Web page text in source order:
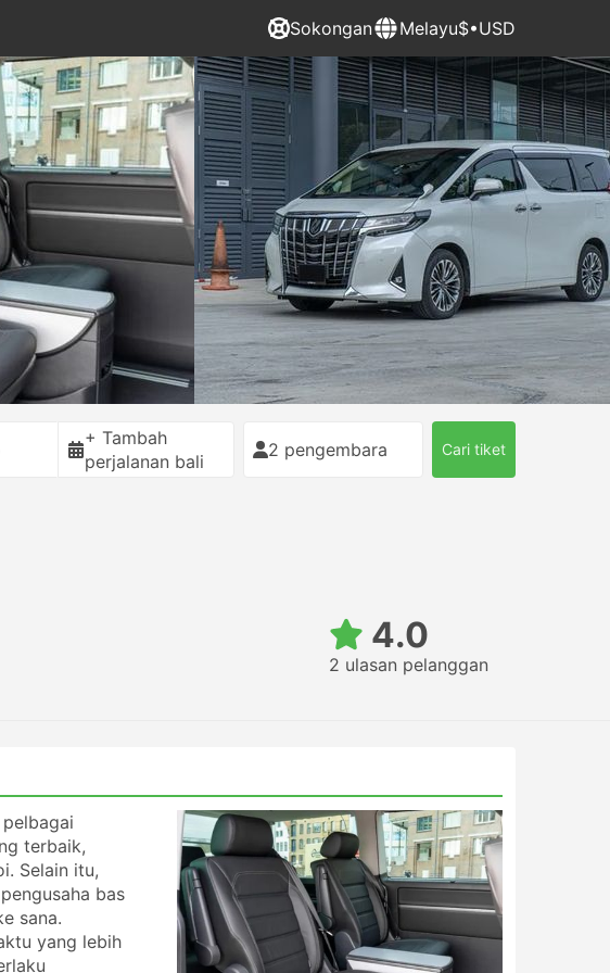
Sokongan Melayu$•USD
+ Tambah
perjalanan bali
2 pengembara Cari tiket
4.0
2 ulasan pelanggan
terbaik,
Selain itu,
bas
sana.
yang lebih